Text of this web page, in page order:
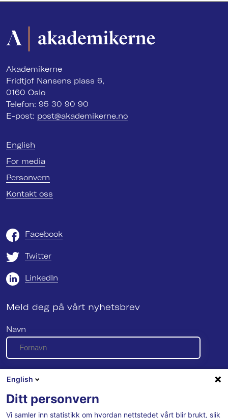
Akademikerne
Fridtjof Nansens plass 6,
0160 Oslo
Telefon: 95 30 90 90
E-post: post@akademikerne.no
English
For media
Personvern
Kontakt oss
Facebook
Twitter
LinkedIn
Meld deg på vårt nyhetsbrev
Navn
E-post
English
Ditt personvern
Vi samler inn statistikk om hvordan nettstedet vårt blir brukt, slik